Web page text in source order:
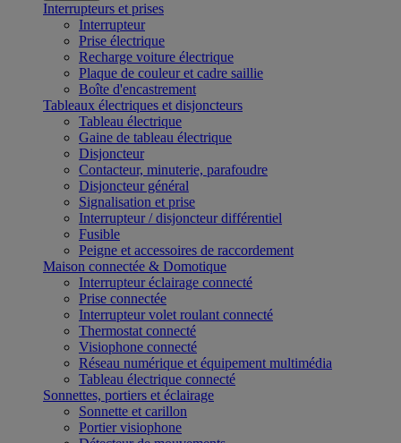
Interrupteurs et prises
Interrupteur
Prise électrique
Recharge voiture électrique
Plaque de couleur et cadre saillie
Boîte d'encastrement
Tableaux électriques et disjoncteurs
Tableau électrique
Gaine de tableau électrique
Disjoncteur
Contacteur, minuterie, parafoudre
Disjoncteur général
Signalisation et prise
Interrupteur / disjoncteur différentiel
Fusible
Peigne et accessoires de raccordement
Maison connectée & Domotique
Interrupteur éclairage connecté
Prise connectée
Interrupteur volet roulant connecté
Thermostat connecté
Visiophone connecté
Réseau numérique et équipement multimédia
Tableau électrique connecté
Sonnettes, portiers et éclairage
Sonnette et carillon
Portier visiophone